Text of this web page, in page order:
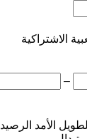
الاشتراكية
–
الأمد الرصيد